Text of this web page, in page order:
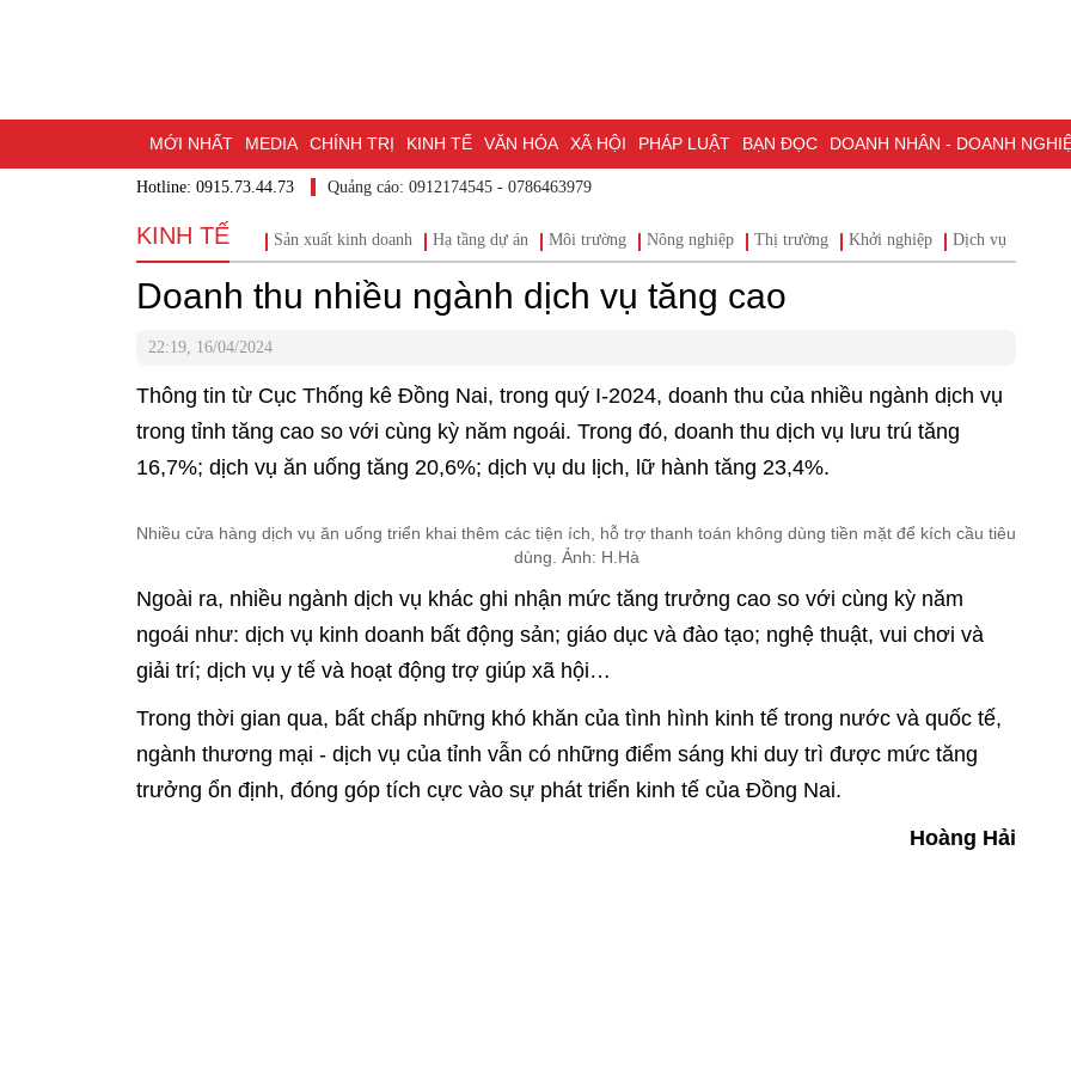
MỚI NHẤT MEDIA CHÍNH TRỊ KINH TẾ VĂN HÓA XÃ HỘI PHÁP LUẬT BẠN ĐỌC DOANH NHÂN - DOANH
DU LỊCH - ẨM THỰC CHUYỂN ĐỔI SỐ THỂ THAO ĐỒNG NAI & NGHỊ QUYẾT 57
ĐẶT BÁO BẠN CẦN BIẾT CHẠM 95 - KHÁM PHÁ ĐỒNG NAI ĐẠI HỘI ĐẠI BIỂU TOÀN QUỐC LẦN THỨ XIV CỦA ĐẢNG
MỘT LƯỚT HIỂU LUẬT NHỊP CẦU NHÂN ÁI THÀNH PHỐ ĐỒNG NAI
Hotline: 0915.73.44.73 Quảng cáo: 0912174545 - 0786463979
KINH TẾ
Sản xuất kinh doanh Hạ tầng dự án Môi trường Nông nghiệp Thị trường Khởi nghiệp Dịch vụ
Doanh thu nhiều ngành dịch vụ tăng cao
22:19, 16/04/2024
Thông tin từ Cục Thống kê Đồng Nai, trong quý I-2024, doanh thu của nhiều ngành dịch vụ
trong tỉnh tăng cao so với cùng kỳ năm ngoái. Trong đó, doanh thu dịch vụ lưu trú tăng
16,7%; dịch vụ ăn uống tăng 20,6%; dịch vụ du lịch, lữ hành tăng 23,4%.
Nhiều cửa hàng dịch vụ ăn uống triển khai thêm các tiện ích, hỗ trợ thanh toán không dùng tiền mặt để kích cầu tiêu
dùng. Ảnh: H.Hà
Ngoài ra, nhiều ngành dịch vụ khác ghi nhận mức tăng trưởng cao so với cùng kỳ năm
ngoái như: dịch vụ kinh doanh bất động sản; giáo dục và đào tạo; nghệ thuật, vui chơi và
giải trí; dịch vụ y tế và hoạt động trợ giúp xã hội…
Trong thời gian qua, bất chấp những khó khăn của tình hình kinh tế trong nước và quốc tế,
ngành thương mại - dịch vụ của tỉnh vẫn có những điểm sáng khi duy trì được mức tăng
trưởng ổn định, đóng góp tích cực vào sự phát triển kinh tế của Đồng Nai.
Hoàng Hải